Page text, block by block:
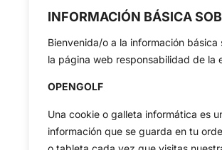
INFORMACIÓN BÁSICA
Bienvenida/o a la información
la página web responsabilidad de la
OPENGOLF
Una cookie o galleta informática es
información que se guarda en tu